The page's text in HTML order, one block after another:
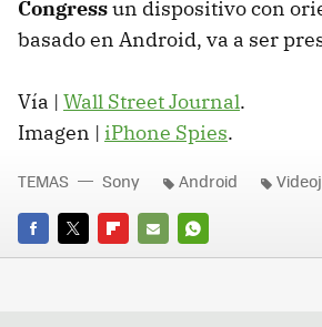
Congressun dispositivo con
basado en Android, va a ser
Vía | Wall Street Journal.
Imagen | iPhone Spies.
FACEBOOK
TWITTERFLIPBOARD
E-
WHATSAPP
TEMAS Sony Android